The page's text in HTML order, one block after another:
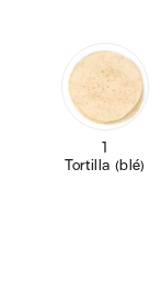
1
Tortilla (blé)